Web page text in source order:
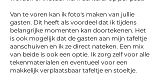
Van te voren kan ik foto's maken van jullie
gasten. Dit heeft als voordeel dat ik tijdens
belangrijke momenten kan doortekenen. Het
is ook mogelijk dat de gasten aan mijn tafeltje
aanschuiven en ik ze direct nateken. Een mix
van beide is ook een optie. Ik zorg zelf voor alle
tekenmaterialen en eventueel voor een
makkelijk verplaatsbaar tafeltje en stoeltje.